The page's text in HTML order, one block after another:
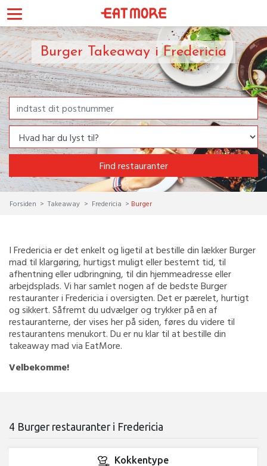
Burger Takeaway i Fredericia
Find restauranter
Forsiden Takeaway Fredericia Burger
I Fredericia er det enkelt og ligetil at bestille din lækker Burger
mad til klargøring, hurtigst muligt eller bestemt tid, til
afhentning eller udbringning, til din hjemmeadresse eller
arbejdsplads. Vi har samlet nogen af de bedste Burger
restauranter i Fredericia i oversigten. Det er pærelet, hurtigt
og sikkert. Såfremt du udvælger og trykker på en af
restauranterne, der vises her på siden, føres du videre til
restaurantens menukort. Du er nu klar til at bestille din
takeaway mad via EatMore.
Velbekomme!
4 Burger restauranter i Fredericia
Kokkentype